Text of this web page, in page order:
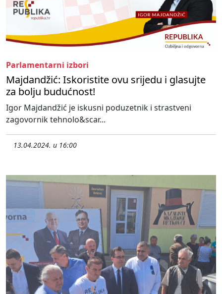
Parlamentarni izbori
Majdandžić: Iskoristite ovu srijedu i glasujte
za bolju budućnost!
Igor Majdandžić je iskusni poduzetnik i strastveni
zagovornik tehnolo&scar...
13.04.2024. u 16:00